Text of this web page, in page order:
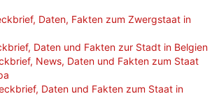
Daten, Fakten zum Zwergstaat in
Daten und Fakten zur Stadt in Belgien
News, Daten und Fakten zum Staat
Daten und Fakten zum Staat in